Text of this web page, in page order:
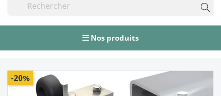
Nos produits
-20%